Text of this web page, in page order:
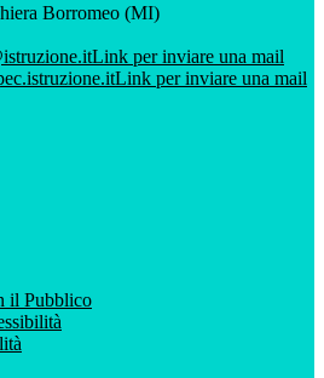
Borromeo (MI)
Link per inviare una mail
Link per inviare una mail
il Pubblico